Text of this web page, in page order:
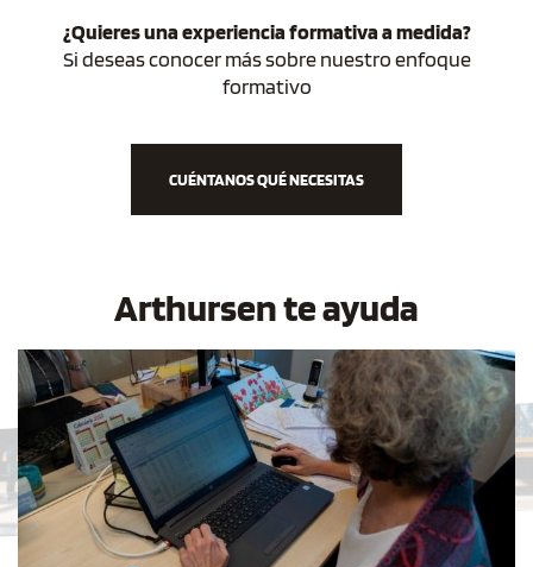
¿Quieres una experiencia formativa a medida?
Si deseas conocer más sobre nuestro enfoque
formativo
CUÉNTANOS QUÉ NECESITAS
Arthursen te ayuda